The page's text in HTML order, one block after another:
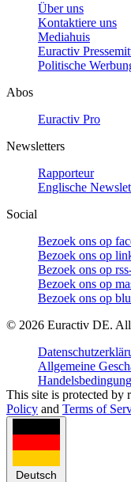
Über uns
Kontaktiere uns
Mediahuis
Euractiv
Politische
Abos
Euractiv Pro
Newsletters
Rapporteur
Englische
Social
Bezoek ons op
Bezoek ons op
Bezoek ons op
Bezoek ons op
Bezoek ons op
© 2026 Euractiv DE. All
Allgemeine
This site is protected
Policy and Terms of
Deutsch